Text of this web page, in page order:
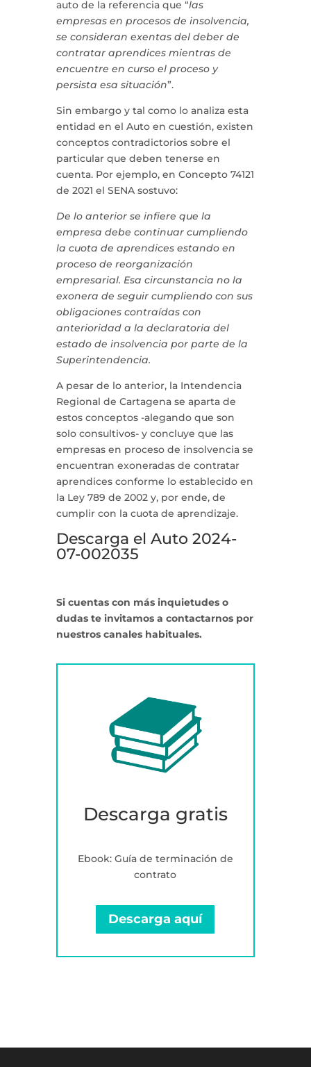
auto de la referencia que “las
empresas en procesos de insolvencia,
se consideran exentas del deber de
contratar aprendices mientras de
encuentre en curso el proceso y
persista esa situación”.
Sin embargo y tal como lo analiza esta
entidad en el Auto en cuestión, existen
conceptos contradictorios sobre el
particular que deben tenerse en
cuenta. Por ejemplo, en Concepto 74121
de 2021 el SENA sostuvo:
De lo anterior se infiere que la
empresa debe continuar cumpliendo
la cuota de aprendices estando en
proceso de reorganización
empresarial. Esa circunstancia no la
exonera de seguir cumpliendo con sus
obligaciones contraídas con
anterioridad a la declaratoria del
estado de insolvencia por parte de la
Superintendencia.
A pesar de lo anterior, la Intendencia
Regional de Cartagena se aparta de
estos conceptos -alegando que son
solo consultivos- y concluye que las
empresas en proceso de insolvencia se
encuentran exoneradas de contratar
aprendices conforme lo establecido en
la Ley 789 de 2002 y, por ende, de
cumplir con la cuota de aprendizaje.
Descarga el Auto 2024-
07-002035
Si cuentas con más inquietudes o
dudas te invitamos a contactarnos por
nuestros canales habituales.
Descarga gratis
Ebook: Guía de terminación de
contrato
Descarga aquí